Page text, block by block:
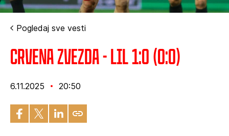
Pogledaj sve vesti
Crvena zvezda - Lil 1:0 (0:0)
6.11.2025 20:50